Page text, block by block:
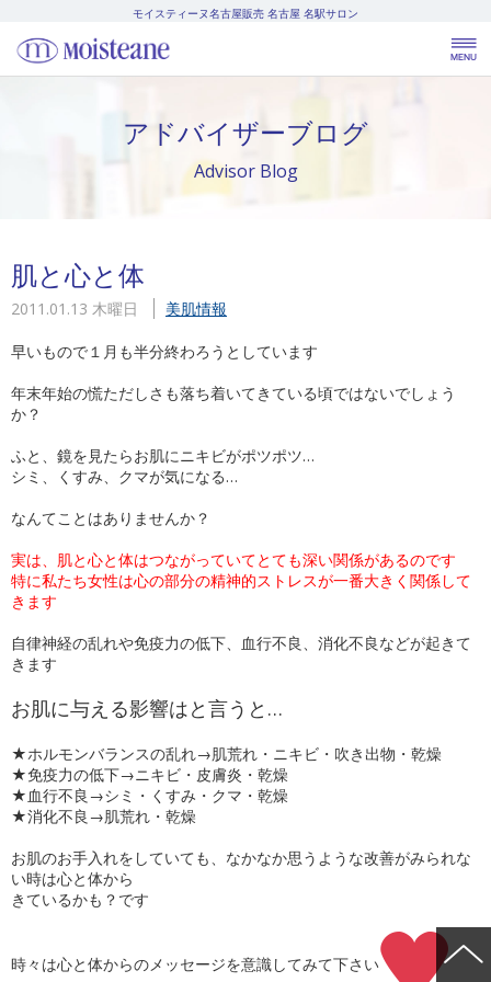
モイスティーヌ名古屋販売 名古屋 名駅サロン
アドバイザーブログ
Advisor Blog
肌と心と体
2011.01.13 木曜日 美肌情報
早いもので１月も半分終わろうとしています
年末年始の慌ただしさも落ち着いてきている頃ではないでしょう
か？
ふと、鏡を見たらお肌にニキビがポツポツ…
シミ、くすみ、クマが気になる…
なんてことはありませんか？
実は、肌と心と体はつながっていてとても深い関係があるのです
特に私たち女性は心の部分の精神的ストレスが一番大きく関係して
きます
自律神経の乱れや免疫力の低下、血行不良、消化不良などが起きて
きます
お肌に与える影響はと言うと…
★ホルモンバランスの乱れ→肌荒れ・ニキビ・吹き出物・乾燥
★免疫力の低下→ニキビ・皮膚炎・乾燥
★血行不良→シミ・くすみ・クマ・乾燥
★消化不良→肌荒れ・乾燥
お肌のお手入れをしていても、なかなか思うような改善がみられな
い時は心と体から
きているかも？です
時々は心と体からのメッセージを意識してみて下さい